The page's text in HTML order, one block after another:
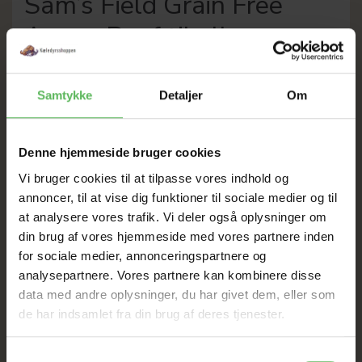
Samtykke Detaljer Om
Denne hjemmeside bruger cookies
Vi bruger cookies til at tilpasse vores indhold og
annoncer, til at vise dig funktioner til sociale medier og til
at analysere vores trafik. Vi deler også oplysninger om
din brug af vores hjemmeside med vores partnere inden
for sociale medier, annonceringspartnere og
analysepartnere. Vores partnere kan kombinere disse
data med andre oplysninger, du har givet dem, eller som
de har indsamlet fra din brug af deres tjenester.
Angus Beef til alle
hunderacer
Sam’s Field Grain Free Angus Beef er hundefoder til
voksne hunde af alle racer.
råvarer og på en skånsom måde. Det har den
indflydelse, at det kan hjælpe på minimering af
foderintolerance.
Det er et perfekt valg, hvis du ønsker din hund skal have
ekstra proteiner, da foderet er med oksekød og
kyllingekød.
Proteinerne i kødet spiller en essentiel rolle i hundens
krop. Det er blandt andet med til at give gode muskler,
negle og styrke immunforsvaret. Fedtstoffet, som